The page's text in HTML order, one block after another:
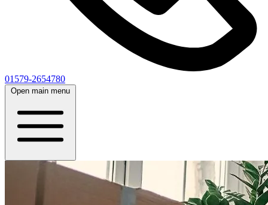
01579-2654780
Open main menu